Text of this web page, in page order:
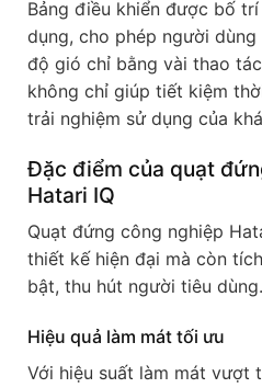
Bảng điều khiển được bố
dụng, cho phép người
độ gió chỉ bằng vài thao
không chỉ giúp tiết kiệm
trải nghiệm sử dụng của
Đặc điểm của quạt
Hatari IQ
Quạt đứng công nghiệp
thiết kế hiện đại mà còn
bật, thu hút người tiêu dùng.
Hiệu quả làm mát tối ưu
Với hiệu suất làm mát vượt